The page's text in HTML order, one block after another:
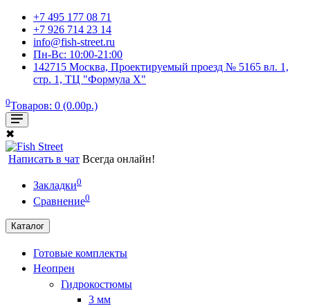
+7 495 177 08 71
+7 926 714 23 14
info@fish-street.ru
Пн-Вс: 10:00-21:00
142715 Москва, Проектируемый проезд № 5165 вл. 1,
стр. 1, ТЦ "Формула X"
0Товаров: 0 (0.00р.)
✖
Написать в чат Всегда онлайн!
Закладки0
Сравнение0
Каталог
Готовые комплекты
Неопрен
Гидрокостюмы
3 мм